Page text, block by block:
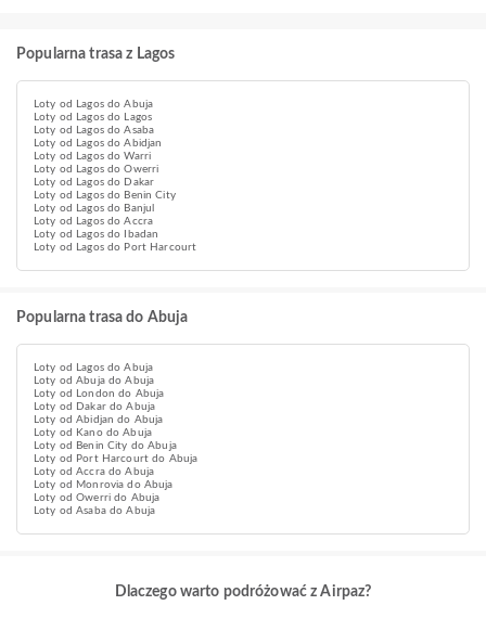
Popularna trasa z Lagos
Loty od Lagos do Abuja
Loty od Lagos do Lagos
Loty od Lagos do Asaba
Loty od Lagos do Abidjan
Loty od Lagos do Warri
Loty od Lagos do Owerri
Loty od Lagos do Dakar
Loty od Lagos do Benin City
Loty od Lagos do Banjul
Loty od Lagos do Accra
Loty od Lagos do Ibadan
Loty od Lagos do Port Harcourt
Popularna trasa do Abuja
Loty od Lagos do Abuja
Loty od Abuja do Abuja
Loty od London do Abuja
Loty od Dakar do Abuja
Loty od Abidjan do Abuja
Loty od Kano do Abuja
Loty od Benin City do Abuja
Loty od Port Harcourt do Abuja
Loty od Accra do Abuja
Loty od Monrovia do Abuja
Loty od Owerri do Abuja
Loty od Asaba do Abuja
Dlaczego warto podróżować z Airpaz?